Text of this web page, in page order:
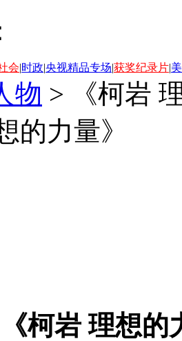
会|时政|央视精品专场|获奖纪录片|
物 >
《柯岩
的力量》
《柯岩 理想的